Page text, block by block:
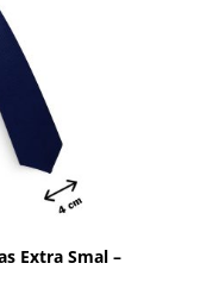
Extra Smal –